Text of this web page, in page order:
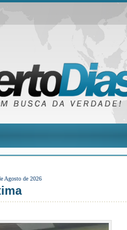
Agosto de 2026